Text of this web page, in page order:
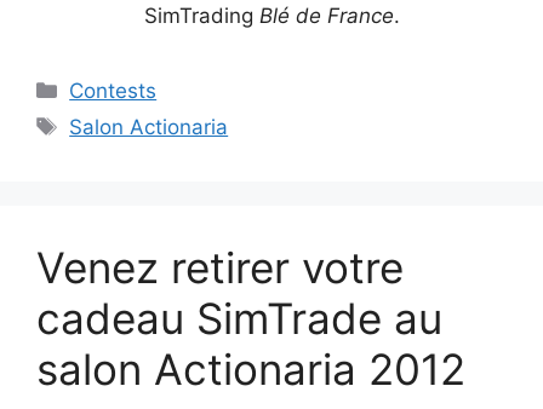
SimTrading Blé de France.
Categories
Contests
Tags
Salon Actionaria
Venez retirer votre
cadeau SimTrade au
salon Actionaria 2012